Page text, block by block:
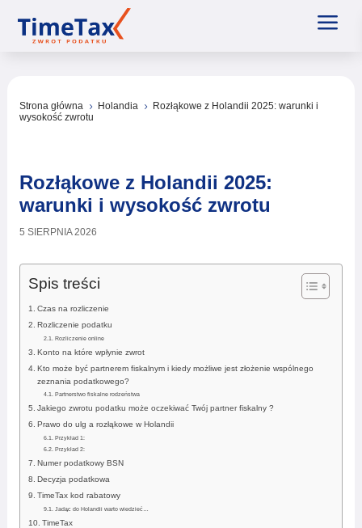
a
Strona główna 5 Holandia 5
Rozłąkowe z Holandii 2025: warunki i
wysokość zwrotu
Rozłąkowe z Holandii 2025:
warunki i wysokość zwrotu
5 SIERPNIA 2026
Spis treści
Czas na rozliczenie
Rozliczenie podatku
Rozliczenie online
Konto na które wpłynie zwrot
Kto może być partnerem fiskalnym i kiedy możliwe jest złożenie wspólnego
zeznania podatkowego?
Partnerstwo fiskalne rodzeństwa
Jakiego zwrotu podatku może oczekiwać Twój partner fiskalny ?
Prawo do ulg a rozłąkowe w Holandii
Przykład 1:
Przykład 2:
Numer podatkowy BSN
Decyzja podatkowa
TimeTax kod rabatowy
Jadąc do Holandii warto wiedzieć…
TimeTax